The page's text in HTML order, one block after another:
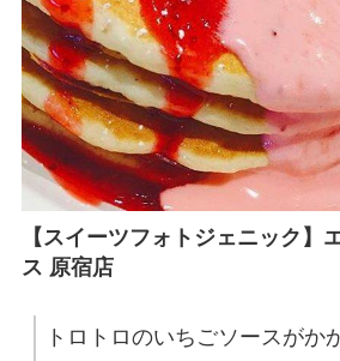
【スイーツフォトジェニック】
ス 原宿店
トロトロのいちごソースがか